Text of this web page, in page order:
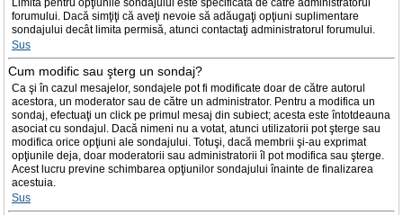
Limita pentru opţiunile sondajului este specificată de către administratorul
forumului. Dacă simţiţi că aveţi nevoie să adăugaţi opţiuni suplimentare
sondajului decât limita permisă, atunci contactaţi administratorul forumului.
Sus
Cum modific sau şterg un sondaj?
Ca şi în cazul mesajelor, sondajele pot fi modificate doar de către autorul
acestora, un moderator sau de către un administrator. Pentru a modifica un
sondaj, efectuaţi un click pe primul mesaj din subiect; acesta este întotdeauna
asociat cu sondajul. Dacă nimeni nu a votat, atunci utilizatorii pot şterge sau
modifica orice opţiuni ale sondajului. Totuşi, dacă membrii şi-au exprimat
opţiunile deja, doar moderatorii sau administratorii îl pot modifica sau şterge.
Acest lucru previne schimbarea opţiunilor sondajului înainte de finalizarea
acestuia.
Sus